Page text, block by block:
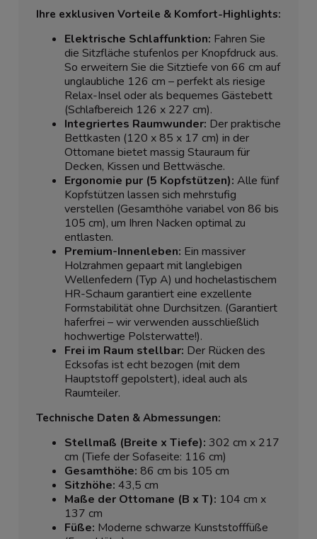
Ihre exklusiven Vorteile & Komfort-Highlights:
Elektrische Schlaffunktion: Fahren Sie
die Sitzfläche stufenlos per Knopfdruck aus.
So erweitern Sie die Sitztiefe von 66 cm auf
unglaubliche 126 cm – perfekt als riesige
Relax-Insel oder als bequemes Gästebett
(Schlafbereich 126 x 227 cm).
Integriertes Raumwunder: Der praktische
Bettkasten (120 x 85 x 17 cm) in der
Ottomane bietet massig Stauraum für
Decken, Kissen und Bettwäsche.
Ergonomie pur (5 Kopfstützen): Alle fünf
Kopfstützen lassen sich mehrstufig
verstellen (Gesamthöhe variabel von 86 bis
105 cm), um Ihren Nacken optimal zu
entlasten.
Premium-Innenleben: Ein massiver
Holzrahmen gepaart mit langlebigen
Wellenfedern (Typ A) und hochelastischem
HR-Schaum garantiert eine exzellente
Formstabilität ohne Durchsitzen. (Garantiert
haferfrei – wir verwenden ausschließlich
hochwertige Polsterwatte!).
Frei im Raum stellbar: Der Rücken des
Ecksofas ist echt bezogen (mit dem
Hauptstoff gepolstert), ideal auch als
Raumteiler.
Technische Daten & Abmessungen:
Stellmaß (Breite x Tiefe): 302 cm x 217
cm (Tiefe der Sofaseite: 116 cm)
Gesamthöhe: 86 cm bis 105 cm
Sitzhöhe: 43,5 cm
Maße der Ottomane (B x T): 104 cm x
137 cm
Füße: Moderne schwarze Kunststofffüße